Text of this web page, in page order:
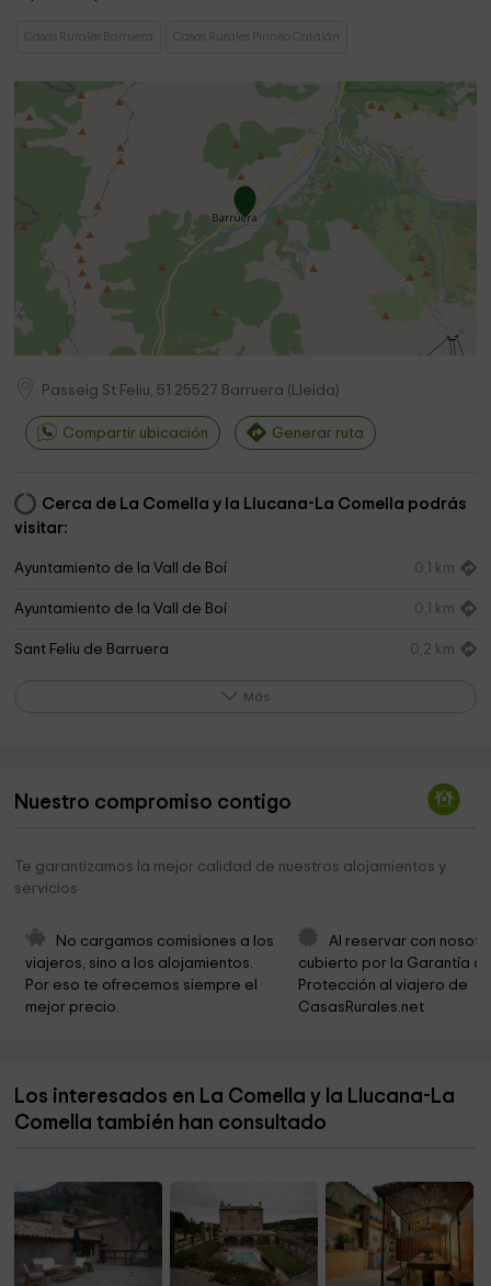
Casas Rurales Barruera Casas Rurales Pirineo Catalán
Passeig St Feliu, 51 25527 Barruera ( Lleida)
Compartir ubicación Generar ruta
Cerca de La Comella y la Llucana-La Comella podrás
visitar:
Ayuntamiento de la Vall de Boí 0,1 km
Ayuntamiento de la Vall de Boí 0,1 km
Sant Feliu de Barruera 0,2 km
La Nativitat de Durro 1,6 km
Casa del Parc de Boí
Sant Climent de Taüll
Iglesia de San Clemente de Tahull
Santa Maria de Taüll 3,9 km
Sant Joan De Boí 4,5 km
Más
Nuestro compromiso contigo
Te garantizamos la mejor calidad de nuestros alojamientos y
servicios
No cargamos comisiones a los
viajeros, sino a los alojamientos.
Por eso te ofrecemos siempre el
mejor precio.
Al reservar con
cubierto por la Garantía
Protección al viajero de
CasasRurales.net
Los interesados en La Comella y la Llucana-La
Comella también han consultado